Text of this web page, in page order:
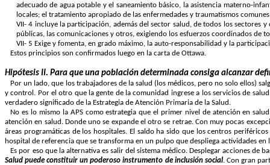
adecuado de agua potable y el saneamiento básico, la asistencia materno-
locales; el tratamiento apropiado de las enfermedades y traumatismos
VII- 4 incluye la participación, además del sector salud, de todos los
públicas, las comunicaciones y otros, exigiendo los esfuerzos coordinados de
VII- 5 Exige y fomenta, en grado máximo, la auto-responsabilidad y la
Estos principios son confirmados luego en la carta de Ottawa.
Hipótesis II. Para que una población determinada consiga alcanzar
Por un lado, que los trabajadores de la salud (los médicos, pero no solo ellos)
y control. Por el otro que la gente de la comunidad ingrese a los servicios de
verdadero significado de la Estrategia de Atención Primaria de la Salud.
No es lo mismo la APS como estrategia que el primer nivel de atención en
atención en salud. Donde uno se expande el otro se retrae. Con muy pocas
áreas programáticas de los hospitales. El saldo ha sido que los centros
hospital de referencia que se transforma en un pulpo que despliega actividades en
Es por eso que la alternativa es salir del sistema médico. Desplegar acciones
Salud puede constituir un poderoso instrumento de inclusión social. Con gran